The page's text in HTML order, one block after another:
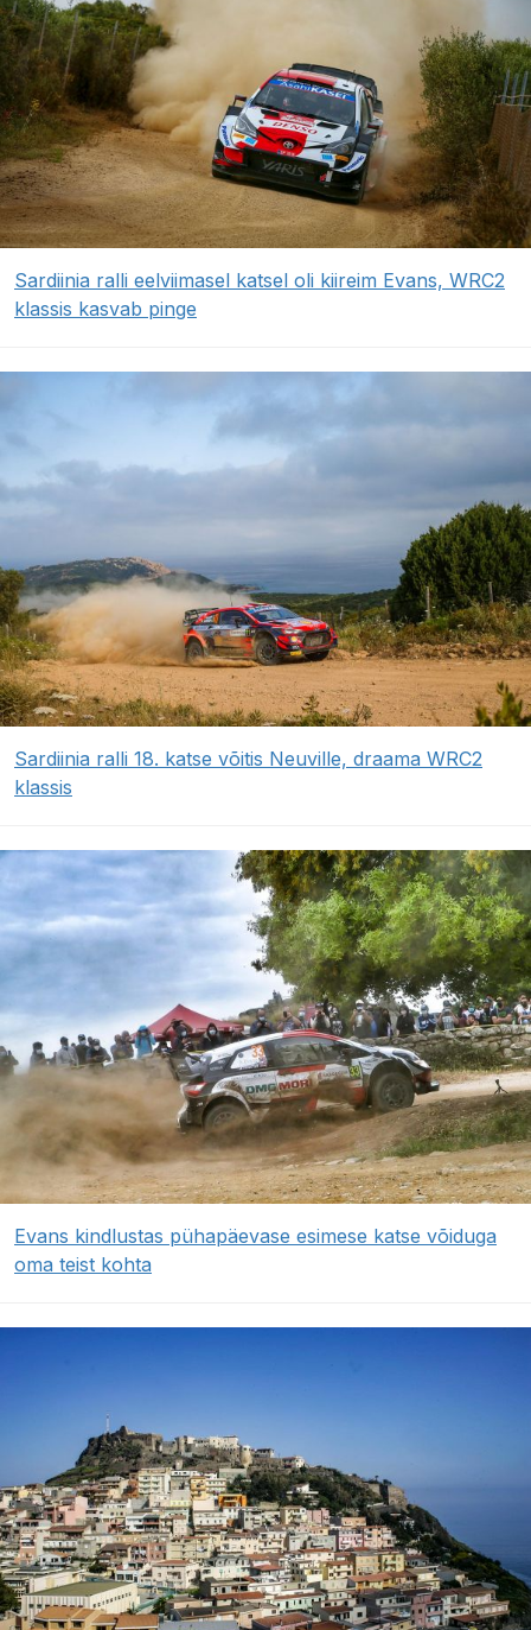
Sardiinia ralli eelviimasel katsel oli kiireim Evans, WRC2
klassis kasvab pinge
Sardiinia ralli 18. katse võitis Neuville, draama WRC2
klassis
Evans kindlustas pühapäevase esimese katse võiduga
oma teist kohta